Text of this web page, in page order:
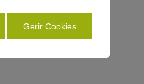
DE
RAM)
Gerir Cookies